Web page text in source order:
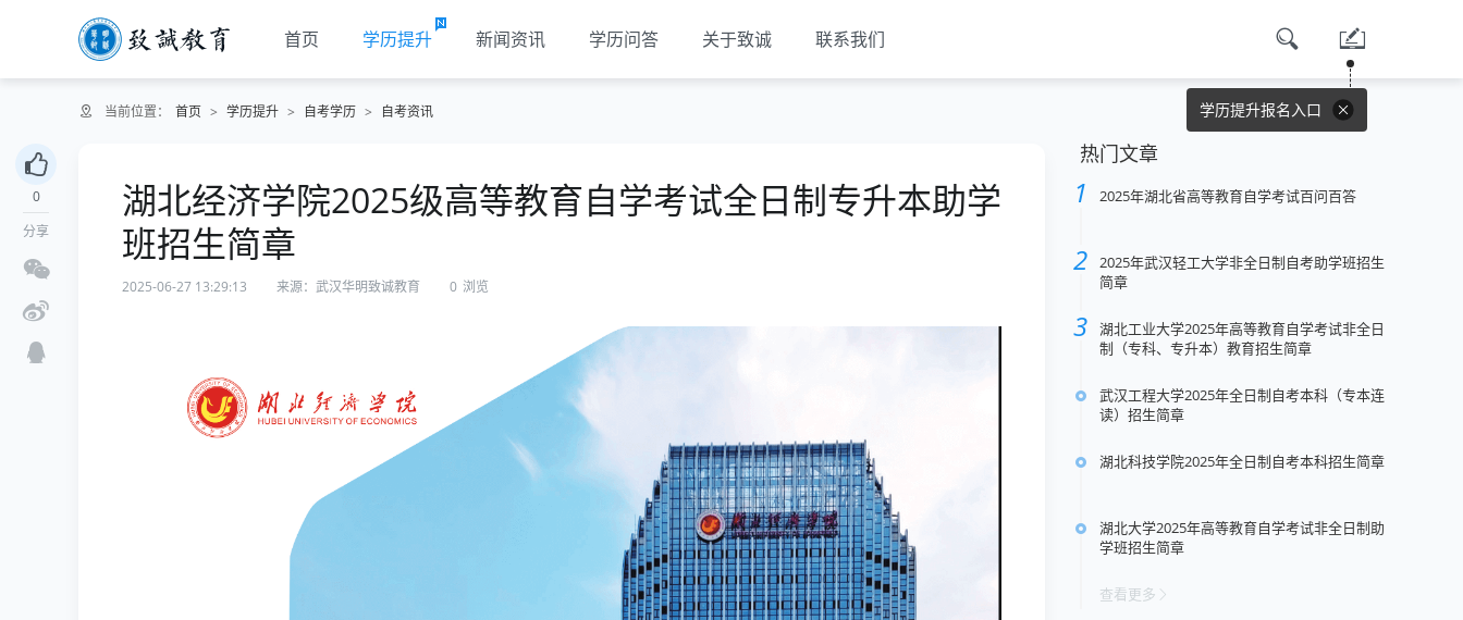
首页 学历提升 新闻资讯 学历问答 关于致诚 联系我们
学历提升报名入口
当前位置： 首页 > 学历提升 > 自考学历 > 自考资讯
0
分享
湖北经济学院2025级高等教育自学考试全日制专升本助学
班招生简章
2025-06-27 13:29:13 来源：武汉华明致诚教育 0 浏览
热门文章
2025年湖北省高等教育自学考试百问百答
2025年武汉轻工大学非全日制自考助学班招生
简章
湖北工业大学2025年高等教育自学考试非全日
制（专科、专升本）教育招生简章
武汉工程大学2025年全日制自考本科（专本连
读）招生简章
湖北科技学院2025年全日制自考本科招生简章
湖北大学2025年高等教育自学考试非全日制助
学班招生简章
查看更多